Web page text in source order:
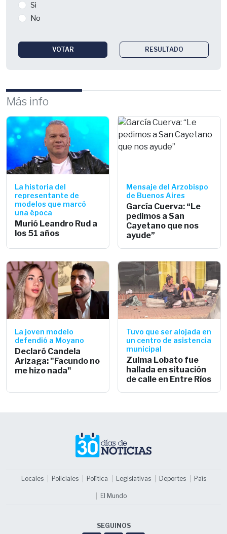
Si
No
VOTAR RESULTADO
Más info
La historia del
representante de
modelos que marcó
una época
Murió Leandro Rud a
los 51 años
Mensaje del Arzobispo
de Buenos Aires
García Cuerva: “Le
pedimos a San
Cayetano que nos
ayude”
La joven modelo
defendió a Moyano
Declaró Candela
Arizaga: "Facundo no
me hizo nada"
Tuvo que ser alojada en
un centro de asistencia
municipal
Zulma Lobato fue
hallada en situación
de calle en Entre Ríos
Locales Policiales Política Legislativas Deportes País
El Mundo
SEGUINOS